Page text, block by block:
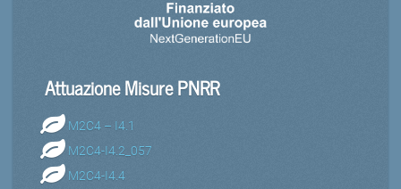
Attuazione Misure PNRR
M2C4 – I4.1
M2C4-I4.2_057
M2C4-I4.4